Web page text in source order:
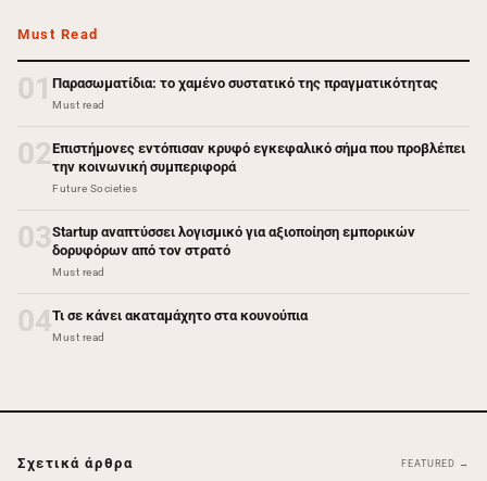
Must Read
01 Παρασωματίδια: το χαμένο συστατικό της πραγματικότητας
Must read
02Επιστήμονες εντόπισαν κρυφό εγκεφαλικό σήμα που προβλέπει
την κοινωνική συμπεριφορά
Future Societies
03Startup αναπτύσσει λογισμικό για αξιοποίηση εμπορικών
δορυφόρων από τον στρατό
Must read
04Τι σε κάνει ακαταμάχητο στα κουνούπια
Must read
Σχετικά άρθρα FEATURED →